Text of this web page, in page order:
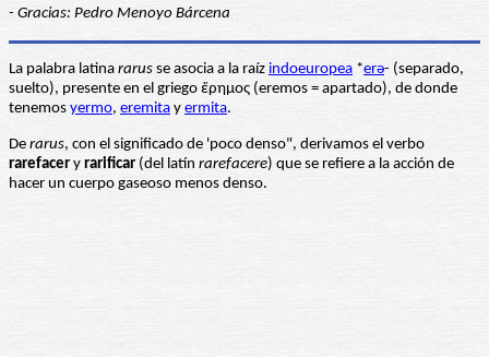
- Gracias: Pedro Menoyo Bárcena
La palabra latina rarus se asocia a la raíz indoeuropea *erǝ- (separado,
suelto), presente en el griego ἔρημος (eremos = apartado), de donde
tenemos yermo, eremita y ermita.
De rarus, con el significado de 'poco denso", derivamos el verbo
rarefacer y rarificar (del latín rarefacere) que se refiere a la acción de
hacer un cuerpo gaseoso menos denso.